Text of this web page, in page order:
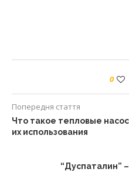
0
Попередня стаття
Что такое тепловые
их использования
“Дуспаталин”